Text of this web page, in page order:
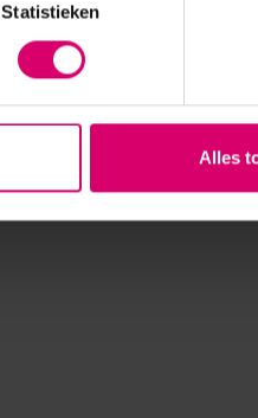
Statistieken
Alles